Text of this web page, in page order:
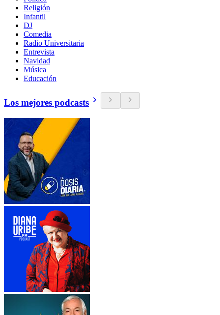
Religión
Infantil
DJ
Comedia
Radio Universitaria
Entrevista
Navidad
Música
Educación
Los mejores podcasts